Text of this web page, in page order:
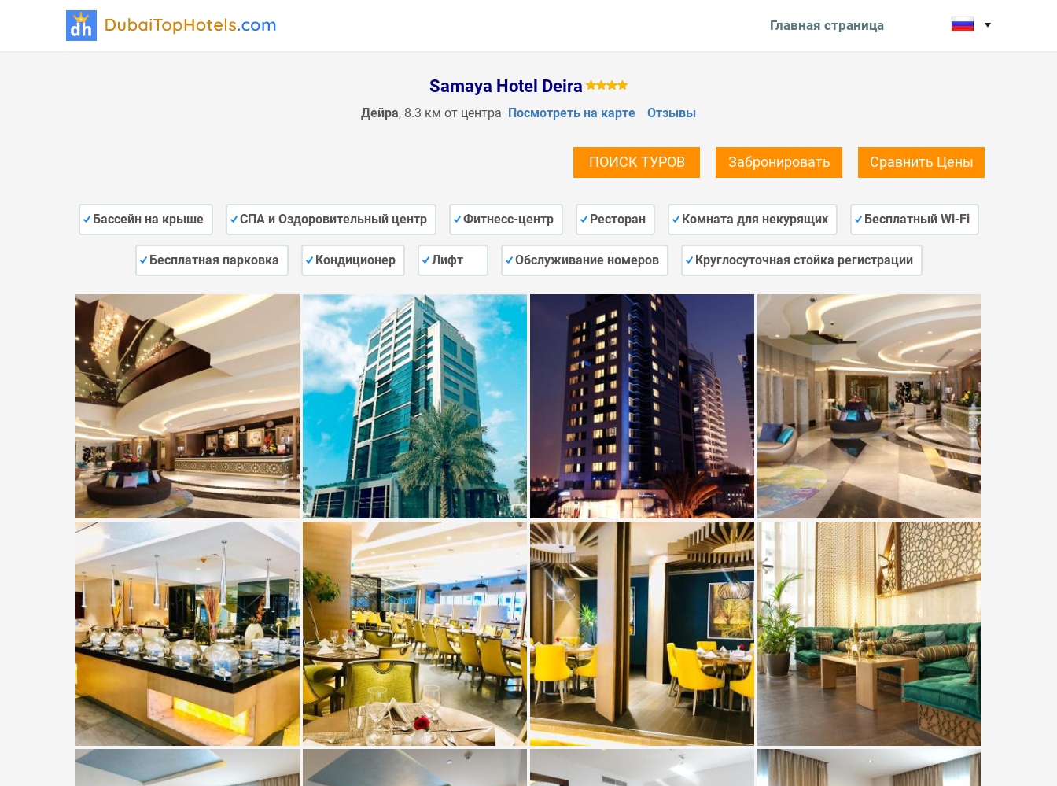
Главная страница
Samaya Hotel Deira
Дейра, 8.3 км от центра Посмотреть на карте Отзывы
Сравнить Цены
Забронировать
ПОИСК ТУРОВ
Бассейн на крыше СПА и Оздоровительный центр Фитнесс-центр Ресторан Комната для некурящих Бесплатный Wi-Fi
Бесплатная парковка Кондиционер Лифт Обслуживание номеров Круглосуточная стойка регистрации